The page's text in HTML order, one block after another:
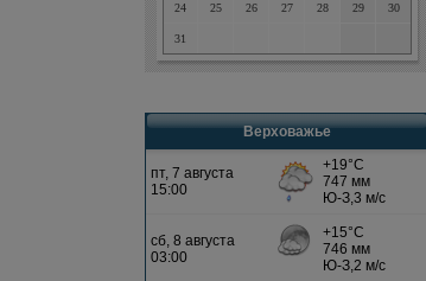
24 25 26 27 28 29 30
31
Верховажье